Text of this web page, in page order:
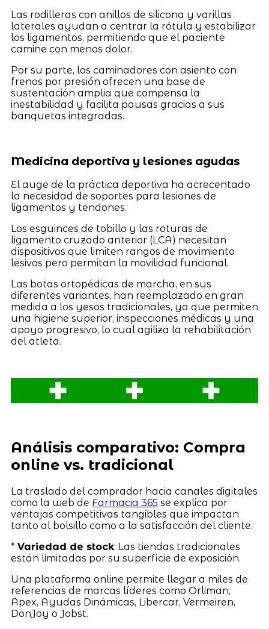
Las rodilleras con anillos de silicona y varillas
laterales ayudan a centrar la rótula y estabilizar
los ligamentos, permitiendo que el paciente
camine con menos dolor.
Por su parte, los caminadores con asiento con
frenos por presión ofrecen una base de
sustentación amplia que compensa la
inestabilidad y facilita pausas gracias a sus
banquetas integradas.
Medicina deportiva y lesiones agudas
El auge de la práctica deportiva ha acrecentado
la necesidad de soportes para lesiones de
ligamentos y tendones.
Los esguinces de tobillo y las roturas de
ligamento cruzado anterior (LCA) necesitan
dispositivos que limiten rangos de movimiento
lesivos pero permitan la movilidad funcional.
Las botas ortopédicas de marcha, en sus
diferentes variantes, han reemplazado en gran
medida a los yesos tradicionales, ya que permiten
una higiene superior, inspecciones médicas y una
apoyo progresivo, lo cual agiliza la rehabilitación
del atleta.
Análisis comparativo: Compra
online vs. tradicional
La traslado del comprador hacia canales digitales
como la web de Farmacia 365 se explica por
ventajas competitivas tangibles que impactan
tanto al bolsillo como a la satisfacción del cliente.
* Variedad de stock: Las tiendas tradicionales
están limitadas por su superficie de exposición.
Una plataforma online permite llegar a miles de
referencias de marcas líderes como Orliman,
Apex, Ayudas Dinámicas, Libercar, Vermeiren,
DonJoy o Jobst.